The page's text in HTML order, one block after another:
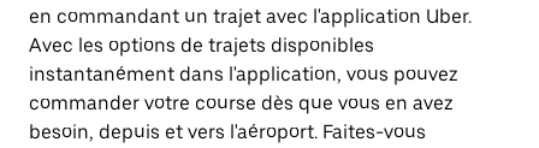
en commandant un trajet avec l'application Uber.
Avec les options de trajets disponibles
instantanément dans l'application, vous pouvez
commander votre course dès que vous en avez
besoin, depuis et vers l'aéroport. Faites-vous